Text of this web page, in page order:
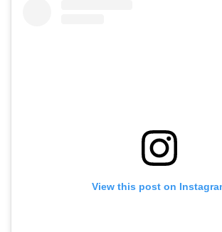
View this post on